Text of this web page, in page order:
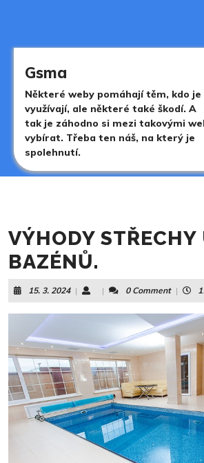
Gsma
Některé weby pomáhají těm, kdo je
využívají, ale některé také škodí. A
tak je záhodno si mezi takovými
vybírat. Třeba ten náš, na který je
spolehnutí.
VÝHODY STŘECHY
BAZÉNŮ.
15. 3. 202415.
3.
2024
| | 0 Comment |